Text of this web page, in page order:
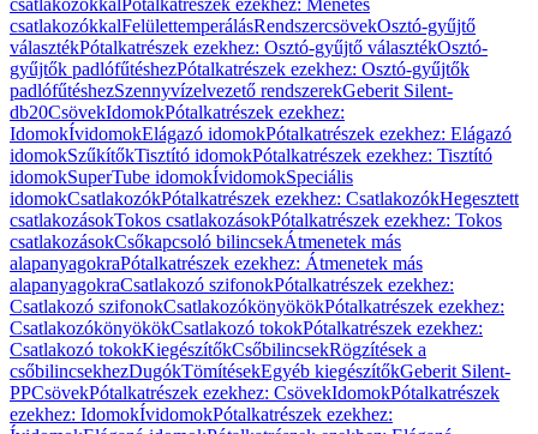
csatlakozókkalPótalkatrészek ezekhez: Menetes
csatlakozókkalFelülettemperálásRendszercsövekOsztó-gyűjtő
választékPótalkatrészek ezekhez: Osztó-gyűjtő választékOsztó-
gyűjtők padlófűtéshezPótalkatrészek ezekhez: Osztó-gyűjtők
padlófűtéshezSzennyvízelvezető rendszerekGeberit Silent-
db20CsövekIdomokPótalkatrészek ezekhez:
IdomokÍvidomokElágazó idomokPótalkatrészek ezekhez: Elágazó
idomokSzűkítőkTisztító idomokPótalkatrészek ezekhez: Tisztító
idomokSuperTube idomokÍvidomokSpeciális
idomokCsatlakozókPótalkatrészek ezekhez: CsatlakozókHegesztett
csatlakozásokTokos csatlakozásokPótalkatrészek ezekhez: Tokos
csatlakozásokCsőkapcsoló bilincsekÁtmenetek más
alapanyagokraPótalkatrészek ezekhez: Átmenetek más
alapanyagokraCsatlakozó szifonokPótalkatrészek ezekhez:
Csatlakozó szifonokCsatlakozókönyökökPótalkatrészek ezekhez:
CsatlakozókönyökökCsatlakozó tokokPótalkatrészek ezekhez:
Csatlakozó tokokKiegészítőkCsőbilincsekRögzítések a
csőbilincsekhezDugókTömítésekEgyéb kiegészítőkGeberit Silent-
PPCsövekPótalkatrészek ezekhez: CsövekIdomokPótalkatrészek
ezekhez: IdomokÍvidomokPótalkatrészek ezekhez: